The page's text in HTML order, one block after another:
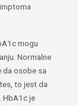
mogu
Normalne
da osobe sa
to jest da
HbA1c je